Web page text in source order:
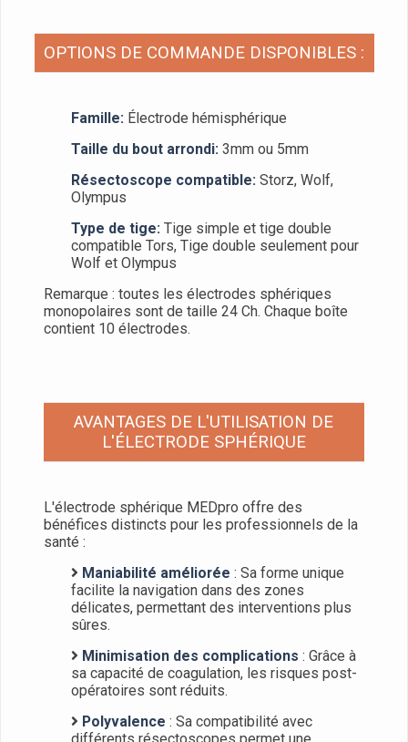
OPTIONS DE COMMANDE DISPONIBLES :
Famille: Électrode hémisphérique
Taille du bout arrondi: 3mm ou 5mm
Résectoscope compatible: Storz, Wolf,
Olympus
Type de tige: Tige simple et tige double
compatible Tors, Tige double seulement pour
Wolf et Olympus
Remarque : toutes les électrodes sphériques
monopolaires sont de taille 24 Ch. Chaque boîte
contient 10 électrodes.
AVANTAGES DE L'UTILISATION DE
L'ÉLECTRODE SPHÉRIQUE
L'électrode sphérique MEDpro offre des
bénéfices distincts pour les professionnels de la
santé :
Maniabilité améliorée : Sa forme unique
facilite la navigation dans des zones
délicates, permettant des interventions plus
sûres.
Minimisation des complications : Grâce à
sa capacité de coagulation, les risques post-
opératoires sont réduits.
Polyvalence : Sa compatibilité avec